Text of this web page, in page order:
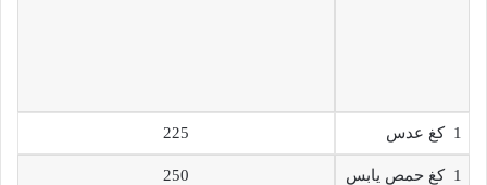
1 كغ عدس 225
1 كغ حمص يابس 250